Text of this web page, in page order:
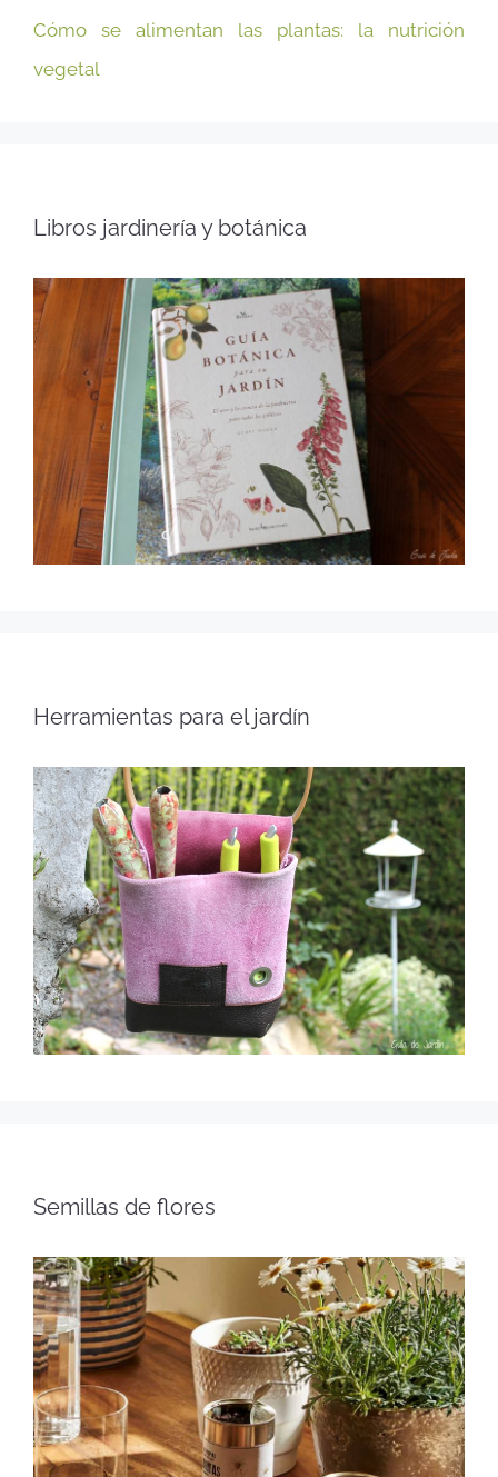
Cómo se alimentan las plantas: la nutrición
vegetal
Libros jardinería y botánica
Herramientas para el jardín
Semillas de flores